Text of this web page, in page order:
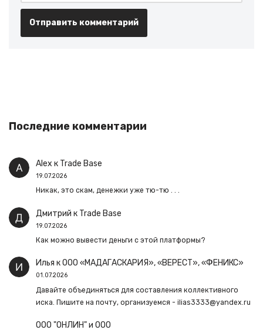
Последние комментарии
Alex к Trade Base
19.07.2026
Никак, это скам, денежки уже тю-тю . . .
Дмитрий к Trade Base
19.07.2026
Как можно вывести деньги с этой платформы?
Илья кООО «МАДАГАСКАРИЯ», «ВЕРЕСТ», «ФЕНИКС»
01.07.2026
Давайте объединяться для составления коллективного
иска. Пишите на почту, организуемся - ilias3333@yandex.ru
ООО "ОНЛИН" и ООО